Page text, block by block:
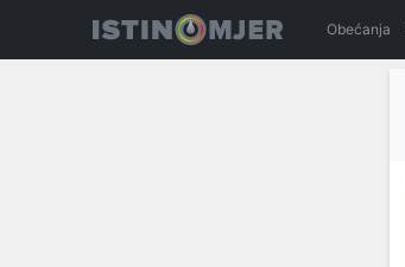
Obećanja